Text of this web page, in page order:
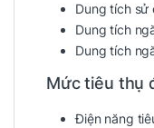
Dung tích sử
Dung tích
Dung tích
Mức tiêu thụ
Điện năng